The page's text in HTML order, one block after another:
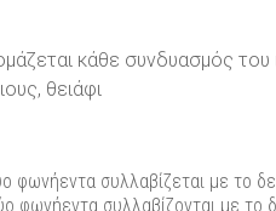
κάθε συνδυασμός του
θειάφι
φωνήεντα συλλαβίζεται με το
φωνήεντα συλλαβίζονται με το